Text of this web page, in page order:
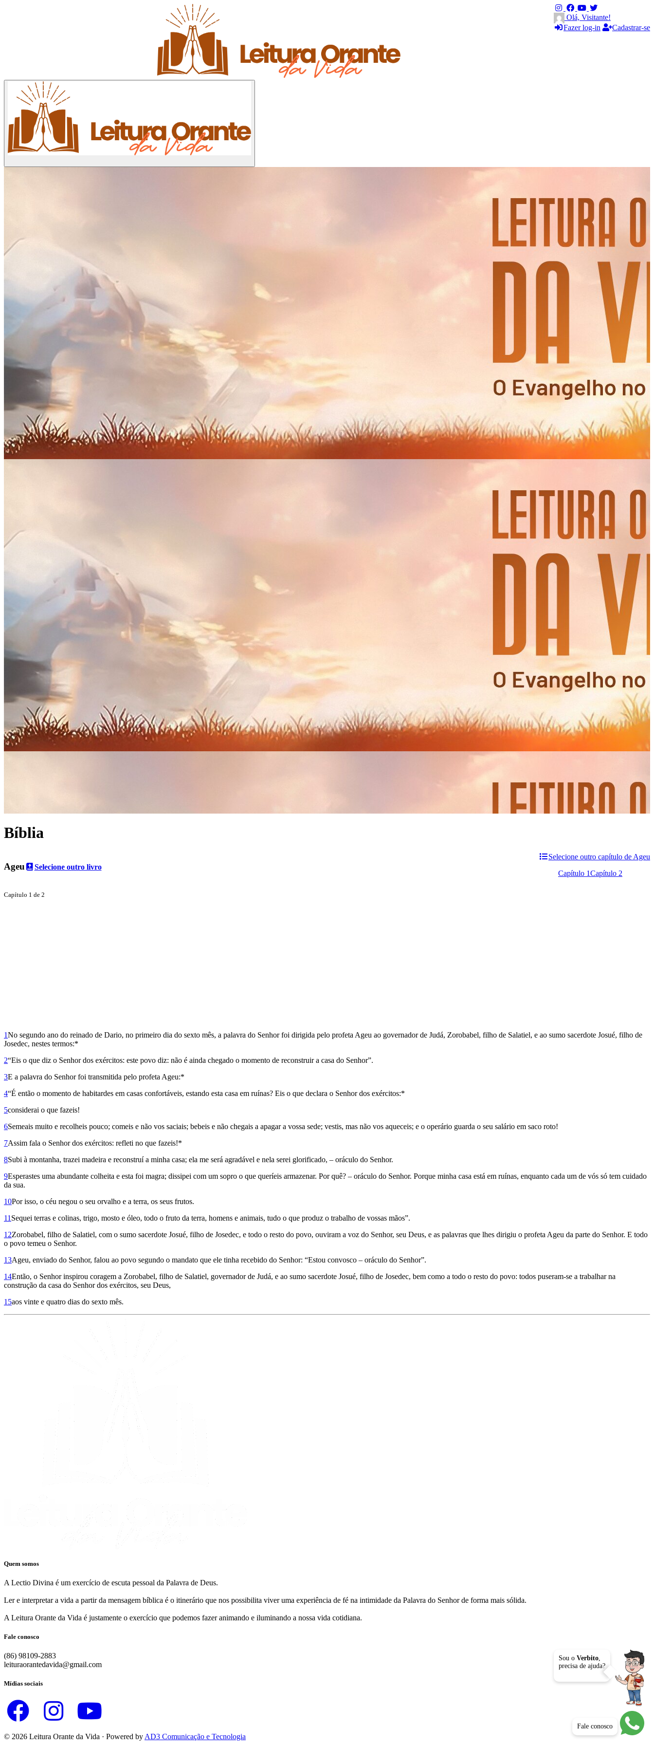
Olá, Visitante!
Fazer log-in
Cadastrar-se
Bíblia
Ageu Selecione outro livro
Capítulo 1 de 2
Selecione outro capítulo de Ageu
Capítulo 1Capítulo 2
1No segundo ano do reinado de Dario, no primeiro dia do sexto mês, a palavra do Senhor foi dirigida pelo profeta Ageu ao governador de Judá, Zorobabel, filho de Salatiel, e ao sumo sacerdote Josué, filho de
Josedec, nestes termos:*
2“Eis o que diz o Senhor dos exércitos: este povo diz: não é ainda chegado o momento de reconstruir a casa do Senhor”.
3E a palavra do Senhor foi transmitida pelo profeta Ageu:*
4“É então o momento de habitardes em casas confortáveis, estando esta casa em ruínas? Eis o que declara o Senhor dos exércitos:*
5considerai o que fazeis!
6Semeais muito e recolheis pouco; comeis e não vos saciais; bebeis e não chegais a apagar a vossa sede; vestis, mas não vos aqueceis; e o operário guarda o seu salário em saco roto!
7Assim fala o Senhor dos exércitos: refleti no que fazeis!*
8Subi à montanha, trazei madeira e reconstruí a minha casa; ela me será agradável e nela serei glorificado, – oráculo do Senhor.
9Esperastes uma abundante colheita e esta foi magra; dissipei com um sopro o que queríeis armazenar. Por quê? – oráculo do Senhor. Porque minha casa está em ruínas, enquanto cada um de vós só tem cuidado
da sua.
10Por isso, o céu negou o seu orvalho e a terra, os seus frutos.
11 Sequei terras e colinas, trigo, mosto e óleo, todo o fruto da terra, homens e animais, tudo o que produz o trabalho de vossas mãos”.
12Zorobabel, filho de Salatiel, com o sumo sacerdote Josué, filho de Josedec, e todo o resto do povo, ouviram a voz do Senhor, seu Deus, e as palavras que lhes dirigiu o profeta Ageu da parte do Senhor. E todo
o povo temeu o Senhor.
13Ageu, enviado do Senhor, falou ao povo segundo o mandato que ele tinha recebido do Senhor: “Estou convosco – oráculo do Senhor”.
14Então, o Senhor inspirou coragem a Zorobabel, filho de Salatiel, governador de Judá, e ao sumo sacerdote Josué, filho de Josedec, bem como a todo o resto do povo: todos pu­seram-se a trabalhar na
construção da casa do Senhor dos exércitos, seu Deus,
15aos vinte e quatro dias do sexto mês.
Quem somos
A Lectio Divina é um exercício de escuta pessoal da Palavra de Deus.
Ler e interpretar a vida a partir da mensagem bíblica é o itinerário que nos possibilita viver uma experiência de fé na intimidade da Palavra do Senhor de forma mais sólida.
A Leitura Orante da Vida é justamente o exercício que podemos fazer animando e iluminando a nossa vida cotidiana.
Fale conosco
(86) 98109-2883
leituraorantedavida@gmail.com
Mídias sociais
Fale conosco
Sou o Verbito,
precisa de ajuda?
© 2026 Leitura Orante da Vida · Powered by AD3 Comunicação e Tecnologia